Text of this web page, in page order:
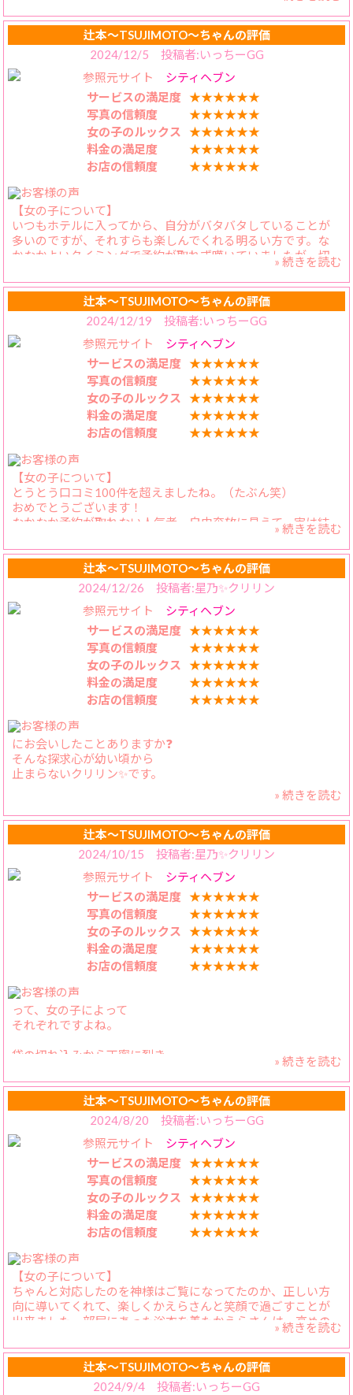
【料金納得度】
イベントはお得に遊べます。その値段でかえらさんのような
素敵な方と遊べるのですから。
【プレイ内容】
私もキスが好きなので、うがいをしてからちゅうちゅうしま
くりです。かえらさんのロケットパイは本当に見事！たっぷ
り詰まってて、身体が揺れるといい感じで揺れて鼻ぢもので
す。下から見るかえらさんのバディは、エロティックそのもの
【スタッフの対応】
予約の際もこちらの思いを汲み取っていただき、助かります。
辻本〜TSUJIMOTO〜ちゃんの評価
2024/12/5 投稿者:いっちーGG
参照元サイト シティヘブン
サービスの満足度
★★★★★★
写真の信頼度
★★★★★★
女の子のルックス
★★★★★★
料金の満足度
★★★★★★
お店の信頼度
★★★★★★
【女の子について】
いつもホテルに入ってから、自分がバタバタしていることが
多いのですが、それすらも楽しんでくれる明るい方です。な
かなかよいタイミングで予約が取れず嘆いていましたが、切
【料金納得度】
かえらさんのようなビーナス体型の方と、この価格で遊べる
のは、本当にお得です、
【プレイ内容】
服を脱ぐと、ビーナスのような白い肌が見えます。我慢でき
ず、後ろからハグしてしまいました。もちろん後ろを振り返
ってもらい、濃厚キスを交わします。とてもエロいです。その
後も何回もキスしながら、お互いに気持ちよくなれました！
電話回数が少ないのは、本当に助かります。
» 続きを読む
辻本〜TSUJIMOTO〜ちゃんの評価
2024/12/19 投稿者:いっちーGG
参照元サイト シティヘブン
サービスの満足度
★★★★★★
写真の信頼度
★★★★★★
女の子のルックス
★★★★★★
料金の満足度
★★★★★★
お店の信頼度
★★★★★★
【女の子について】
とうとう口コミ100件を超えましたね。（たぶん笑）
おめでとうございます！
なかなか予約が取れない人気者。自由奔放に見えて、実は結
構気遣ってくれます。どこかビビりな一面も可愛いです。あの
時のメニュー選択は、ナイスだったよね！
【料金納得度】
かえらさんのような素敵な方とこの値段で遊べるので、嬉し
くなりますね。
【プレイ内容】
この日は広いお風呂とベッドだったのですが、いつもとは少
し趣向を変えた遊びができました。濃厚なキスを何度も交わ
し、上下入れ替わりながら攻めたり攻めてもらったりしまし
た。結果、お互いに気持ちよくなれました！
【スタッフの対応】
安定の対応、いつもありがとうございます。
» 続きを読む
辻本〜TSUJIMOTO〜ちゃんの評価
2024/12/26 投稿者:星乃✨クリリン
参照元サイト シティヘブン
サービスの満足度
★★★★★★
写真の信頼度
★★★★★★
女の子のルックス
★★★★★★
料金の満足度
★★★★★★
お店の信頼度
★★★★★★
にお会いしたことありますか❓
そんな探求心が幼い頃から
止まらないクリリン✨です。
BBW横浜さんには。
しかもぽっちゃりさんなのに。
ややウェービーな艶髪を
バサッとワンレンして、
からの流し目で
豊満な胸と小さい乳首で
圧してくる、その瞬間は
とんでもなく幸福感です✨
きっと特別ななにかを
お持ちなかえらちゃん
にしかできないでしょう。
しかも時折、
可愛い声が降り注ぐんです。
かえらちゃんと
御精子を放出する瞬間✨
ぜひお兄様がたも
何度でも感じてください。
お忙しい暮の折
お店の方々も丁寧ご対応頂き
幸せ極みでした。
ありがとうございます。
» 続きを読む
辻本〜TSUJIMOTO〜ちゃんの評価
2024/10/15 投稿者:星乃✨クリリン
参照元サイト シティヘブン
サービスの満足度
★★★★★★
写真の信頼度
★★★★★★
女の子のルックス
★★★★★★
料金の満足度
★★★★★★
お店の信頼度
★★★★★★
って、女の子によって
それぞれですよね。
袋の切れ込みから丁寧に裂き
袋の中でゆっくり割って
お召し上がるお嬢様💕
そう、かえらさんは、
そんな品格あふれる御作法で
GAUFRESをお召しになる
わけがありませんっ✨
湯船で艶々な喘ぎ声から始まり、
ベッドの中でもとんでもない
野生をぶつけ合う。
そんな後に
GAUFRESの袋を目一杯破りっ🌋
袋まで食べてしまいそうな勢いで
その後も豪快に缶ジュースを煽り
開け口を下から覗きこむみ飲み干すっ💦
» 続きを読む
辻本〜TSUJIMOTO〜ちゃんの評価
2024/8/20 投稿者:いっちーGG
参照元サイト シティヘブン
サービスの満足度
★★★★★★
写真の信頼度
★★★★★★
女の子のルックス
★★★★★★
料金の満足度
★★★★★★
お店の信頼度
★★★★★★
【女の子について】
ちゃんと対応したのを神様はご覧になってたのか、正しい方
向に導いてくれて、楽しくかえらさんと笑顔で過ごすことが
出来ました。部屋にあった浴衣を着たかえらさんは、高めの
身長もありとても似合います。色々なことを想像させてくれ
て、垂涎ものです！ちょっと色々なところをはだけてみても
らったり、あんなコトやこんなコトも！今思い出すだけでは
なぢものです…！
» 続きを読む
辻本〜TSUJIMOTO〜ちゃんの評価
2024/9/4 投稿者:いっちーGG